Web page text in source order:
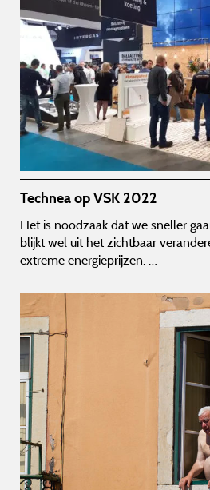
Technea op VSK 2022
Het is noodzaak dat we sneller
blijkt wel uit het zichtbaar
extreme energieprijzen. …